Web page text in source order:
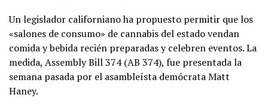
Un legislador californiano ha propuesto permitir que los
«salones de consumo» de cannabis del estado vendan
comida y bebida recién preparadas y celebren eventos. La
medida, Assembly Bill 374 (AB 374), fue presentada la
semana pasada por el asambleísta demócrata Matt
Haney.